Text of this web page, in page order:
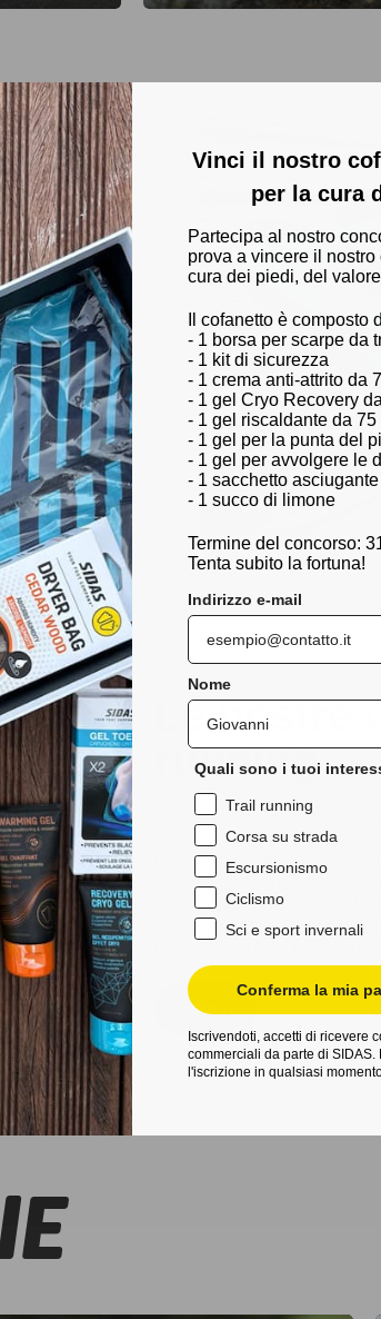
e un comfort
i nostri plantari
alla corsa. Grazie
sulle
le solette
equilibrata del
Che tu sia un
per il piede,
ottimizzata. Con
Le nostre
running
Scopri Sidas calze da
eccezionale durante le tue
un'eccellente traspirazione
durante gli allenamenti più
antiscivolo riducono
calzini perfetti per i tuoi
Scopri
Vinci il nostro
per la cura
Partecipa al nostro
prova a vincere il nostro
cura dei piedi, del
Il cofanetto è composto
- 1 borsa per scarpe da
- 1 kit di sicurezza
- 1 crema anti-attrito da
- 1 gel Cryo Recovery
- 1 gel riscaldante da 75
- 1 gel per la punta del
- 1 gel per avvolgere le
- 1 sacchetto
- 1 succo di limone
Termine del concorso:
Tenta subito la fortuna!
Indirizzo e-mail
Nome
Quali sono i tuoi
Trail running
Corsa su strada
Escursionismo
Ciclismo
Sci e sport invernali
Conferma la mia
Iscrivendoti, accetti di ricevere
commerciali da parte di SIDAS.
l'iscrizione in qualsiasi